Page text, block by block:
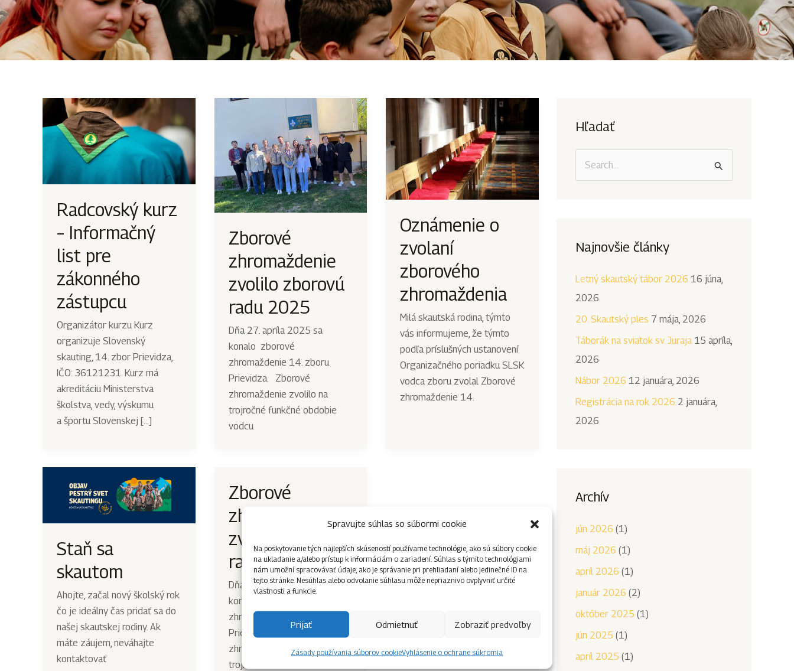
Spravujte súhlas so súbormi cookie
Na poskytovanie tých najlepších skúseností používame technológie, ako sú súbory cookie
na ukladanie a/alebo prístup k informáciám o zariadení. Súhlas s týmito technológiami
nám umožní spracovávať údaje, ako je správanie pri prehliadaní alebo jedinečné ID na
tejto stránke. Nesúhlas alebo odvolanie súhlasu môže nepriaznivo ovplyvniť určité
vlastnosti a funkcie.
Prijať Odmietnuť Zobraziť predvoľby
Zásady používania súborov cookieVyhlásenie o ochrane súkromia
Radcovský kurz
– Informačný
list pre
zákonného
zástupcu
Organizátor kurzu Kurz
organizuje Slovenský
skauting, 14. zbor Prievidza,
IČO: 36121231. Kurz má
akreditáciu Ministerstva
školstva, vedy, výskumu
a športu Slovenskej […]
Zborové
zhromaždenie
zvolilo zborovú
radu 2025
Dňa 27. apríla 2025 sa
konalo zborové
zhromaždenie 14. zboru
Prievidza. Zborové
zhromaždenie zvolilo na
trojročné funkčné obdobie
vodcu
Oznámenie o
zvolaní
zborového
zhromaždenia
Milá skautská rodina, týmto
vás informujeme, že týmto
podľa príslušných ustanovení
Organizačného poriadku SLSK
vodca zboru zvolal Zborové
zhromaždenie 14.
Staň sa
skautom
Ahojte, začal nový školský rok
čo je ideálny čas pridať sa do
našej skautskej rodiny. Ak
máte záujem, neváhajte
kontaktovať
Zborové
zhromaždenie
zvolilo zborovú
radu
Dňa 27. novembra 2021 sa
konalo online formou zborové
zhromaždenie 14. zboru
Prievidza. Zborové
zhromaždenie zvolilo na
trojročné funkčné obdobie
Hľadať
a
a
ť
:
Najnovšie články
Letný skautský tábor 2026 16 júna,
2026
20. Skautský ples 7 mája, 2026
Táborák na sviatok sv. Juraja 15 apríla,
2026
Nábor 2026 12 januára, 2026
Registrácia na rok 2026 2 januára,
2026
Archív
jún 2026 (1)
máj 2026 (1)
apríl 2026 (1)
január 2026 (2)
október 2025 (1)
jún 2025 (1)
apríl 2025 (1)